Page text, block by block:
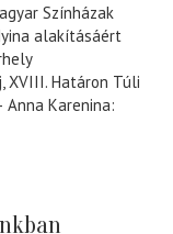
Színházak
alakításáért
XVIII. Határon Túli
Anna Karenina: